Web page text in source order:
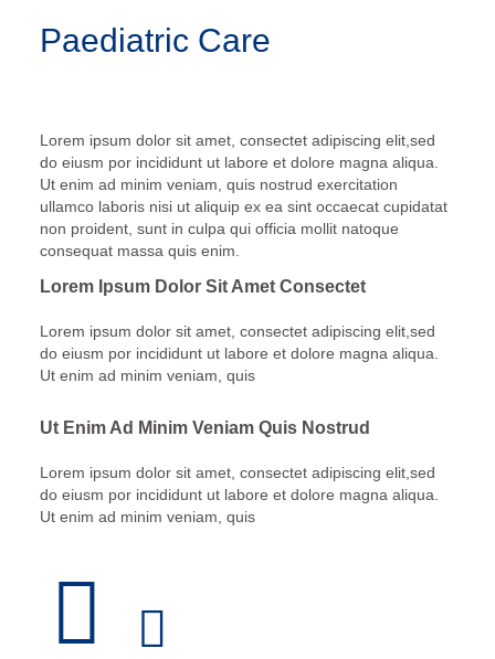
Paediatric Care
Lorem ipsum dolor sit amet, consectet adipiscing elit,sed
do eiusm por incididunt ut labore et dolore magna aliqua.
Ut enim ad minim veniam, quis nostrud exercitation
ullamco laboris nisi ut aliquip ex ea sint occaecat cupidatat
non proident, sunt in culpa qui officia mollit natoque
consequat massa quis enim.
Lorem Ipsum Dolor Sit Amet Consectet
Lorem ipsum dolor sit amet, consectet adipiscing elit,sed
do eiusm por incididunt ut labore et dolore magna aliqua.
Ut enim ad minim veniam, quis
Ut Enim Ad Minim Veniam Quis Nostrud
Lorem ipsum dolor sit amet, consectet adipiscing elit,sed
do eiusm por incididunt ut labore et dolore magna aliqua.
Ut enim ad minim veniam, quis